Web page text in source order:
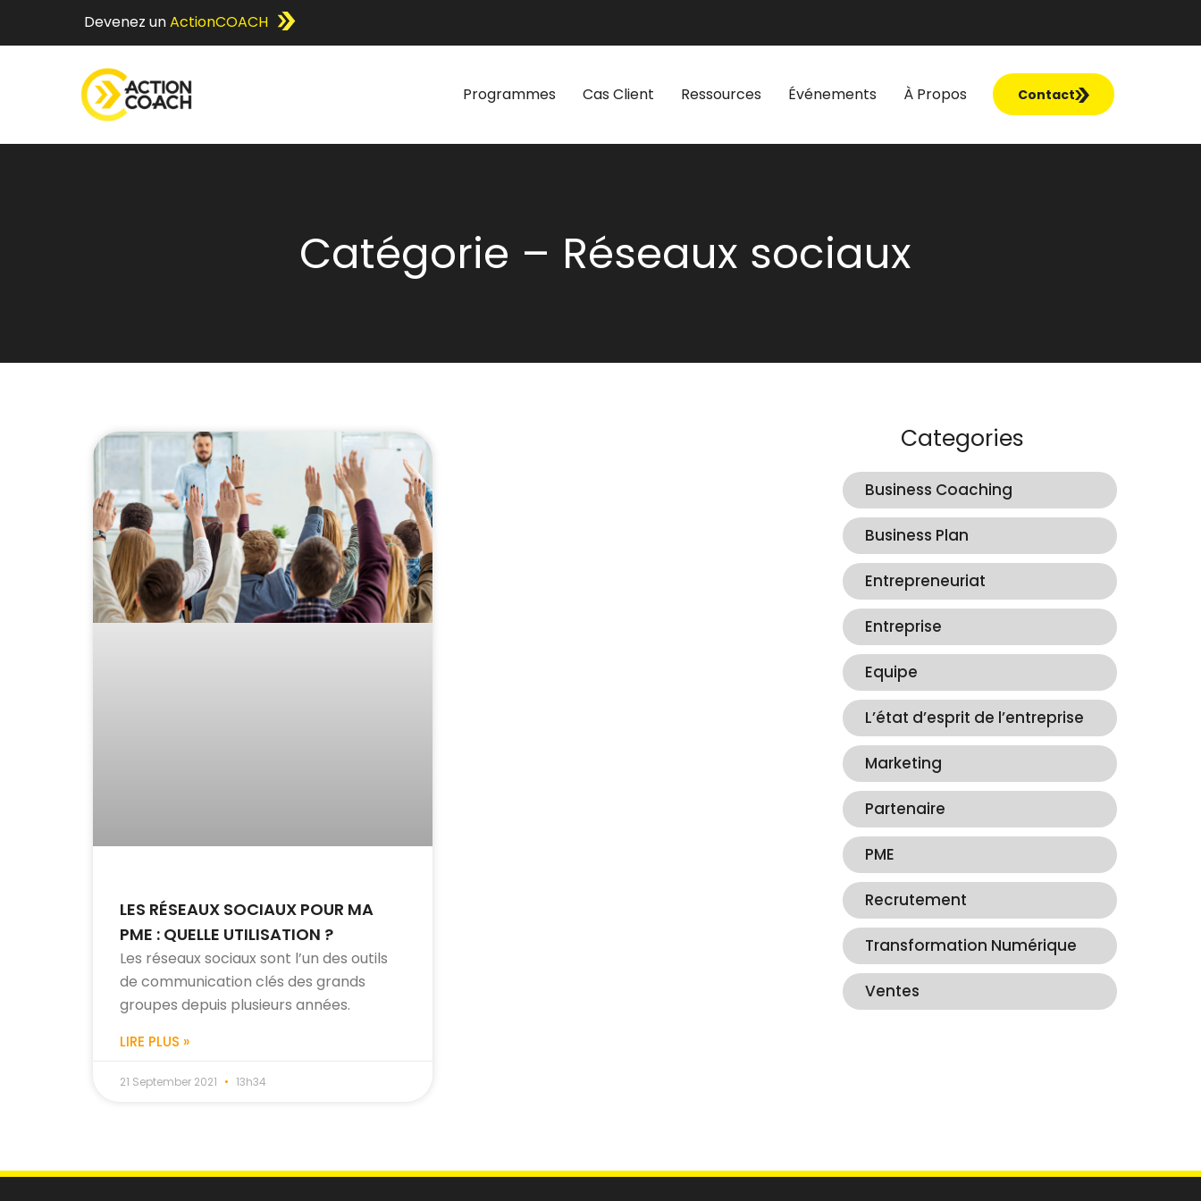
Devenez unActionCOACH
Programmes Cas Client Ressources Événements À Propos Contact
Catégorie – Réseaux sociaux
LES RÉSEAUX SOCIAUX POUR MA
PME : QUELLE UTILISATION ?
Les réseaux sociaux sont l’un des outils
de communication clés des grands
groupes depuis plusieurs années.
LIRE PLUS »
21 September 2021 13h34
Categories
Business Coaching
Business Plan
Entrepreneuriat
Entreprise
Equipe
L’état d’esprit de l’entreprise
Marketing
Partenaire
PME
Recrutement
Transformation Numérique
Ventes